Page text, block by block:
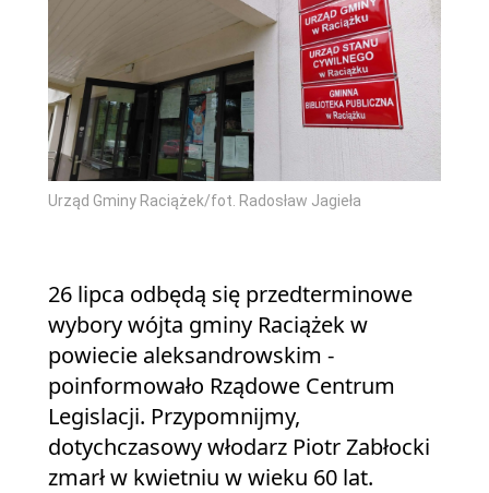
Urząd Gminy Raciążek/fot. Radosław Jagieła
26 lipca odbędą się przedterminowe
wybory wójta gminy Raciążek w
powiecie aleksandrowskim -
poinformowało Rządowe Centrum
Legislacji. Przypomnijmy,
dotychczasowy włodarz Piotr Zabłocki
zmarł w kwietniu w wieku 60 lat.